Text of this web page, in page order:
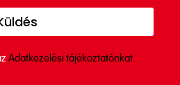
Adatkezelési tájékoztatónkat.